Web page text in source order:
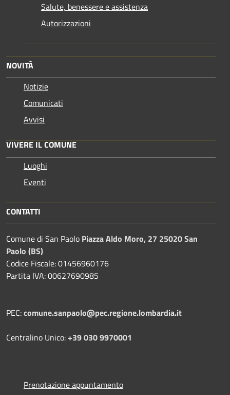
Salute, benessere e assistenza
Autorizzazioni
NOVITÀ
Notizie
Comunicati
Avvisi
VIVERE IL COMUNE
Luoghi
Eventi
CONTATTI
Comune di San Paolo Piazza Aldo Moro, 27 25020 San
Paolo (BS)
Codice Fiscale: 01456960176
Partita IVA: 00627690985
PEC:comune.sanpaolo@pec.regione.lombardia.it
Centralino Unico:+39 030 9970001
Prenotazione appuntamento